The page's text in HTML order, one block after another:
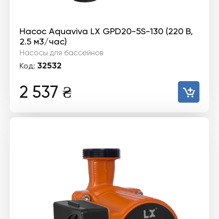
Насос Aquaviva LX GPD20-5S-130 (220 В,
2.5 м3/час)
Насосы для бассейнов
Код: 32532
2 537 ₴